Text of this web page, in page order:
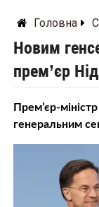
Головна
Новим
прем’єр
Прем’єр-
генеральним